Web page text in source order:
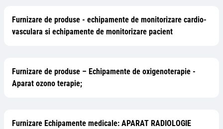
Furnizare de produse - echipamente de monitorizare cardio-
vasculara si echipamente de monitorizare pacient
Furnizare de produse – Echipamente de oxigenoterapie -
Aparat ozono terapie;
Furnizare Echipamente medicale: APARAT RADIOLOGIE